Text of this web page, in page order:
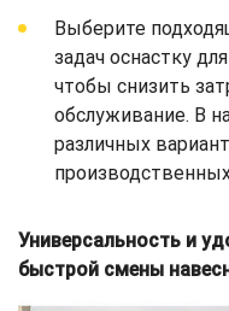
Выберите
задач оснастку
чтобы снизить
обслуживание. В
различных
Универсальность и
быстрой смены